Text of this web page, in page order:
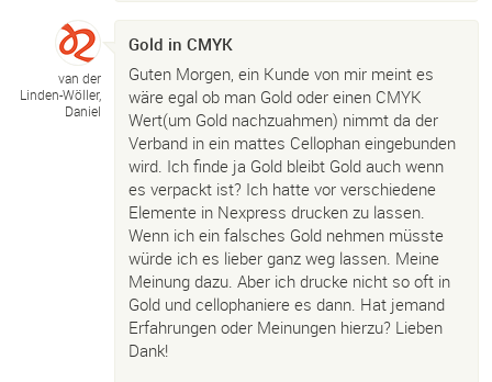
van der
Linden-Wöller,
Daniel
Gold in CMYK
Guten Morgen, ein Kunde von mir meint es
wäre egal ob man Gold oder einen CMYK
Wert(um Gold nachzuahmen) nimmt da der
Verband in ein mattes Cellophan eingebunden
wird. Ich finde ja Gold bleibt Gold auch wenn
es verpackt ist? Ich hatte vor verschiedene
Elemente in Nexpress drucken zu lassen.
Wenn ich ein falsches Gold nehmen müsste
würde ich es lieber ganz weg lassen. Meine
Meinung dazu. Aber ich drucke nicht so oft in
Gold und cellophaniere es dann. Hat jemand
Erfahrungen oder Meinungen hierzu? Lieben
Dank!